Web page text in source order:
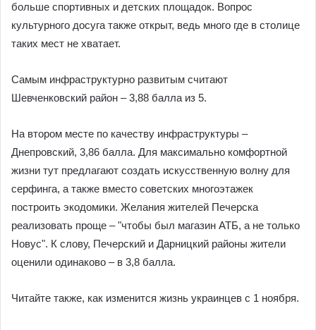
больше спортивных и детских площадок. Вопрос
культурного досуга также открыт, ведь много где в столице
таких мест не хватает.
Самым инфраструктурно развитым считают
Шевченковский район – 3,88 балла из 5.
На втором месте по качеству инфраструктуры –
Днепровский, 3,86 балла. Для максимально комфортной
жизни тут предлагают создать искусственную волну для
серфинга, а также вместо советских многоэтажек
построить экодомики. Желания жителей Печерска
реализовать проще – "чтобы был магазин АТБ, а не только
Новус". К слову, Печерский и Дарницкий районы жители
оценили одинаково – в 3,8 балла.
Читайте также, как изменится жизнь украинцев с 1 ноября.